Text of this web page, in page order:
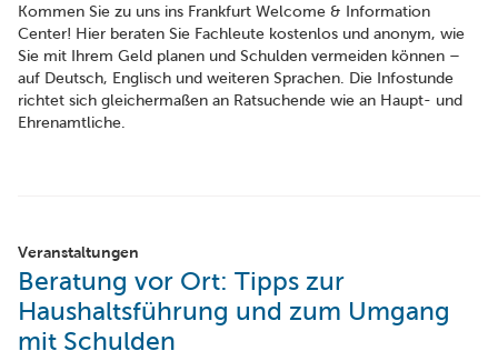
Kommen Sie zu uns ins Frankfurt Welcome & Information
Center! Hier beraten Sie Fachleute kostenlos und anonym, wie
Sie mit Ihrem Geld planen und Schulden vermeiden können –
auf Deutsch, Englisch und weiteren Sprachen. Die Infostunde
richtet sich gleichermaßen an Ratsuchende wie an Haupt- und
Ehrenamtliche.
Veranstaltungen
Beratung vor Ort: Tipps zur
Haushaltsführung und zum Umgang
mit Schulden